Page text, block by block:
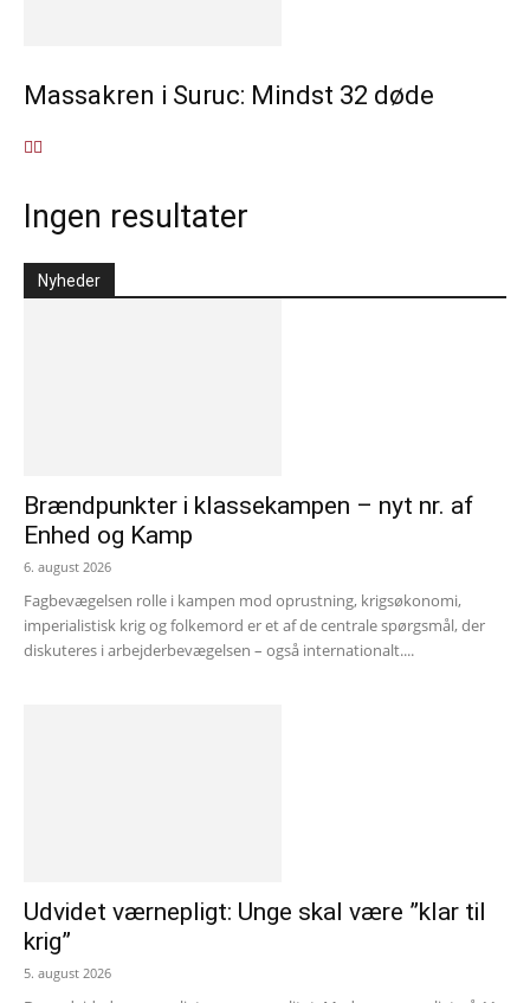
Massakren i Suruc: Mindst 32 døde
Ingen resultater
Nyheder
Brændpunkter i klassekampen – nyt nr. af
Enhed og Kamp
6. august 2026
Fagbevægelsen rolle i kampen mod oprustning, krigsøkonomi,
imperialistisk krig og folkemord er et af de centrale spørgsmål, der
diskuteres i arbejderbevægelsen – også internationalt....
Udvidet værnepligt: Unge skal være ”klar til
krig”
5. august 2026